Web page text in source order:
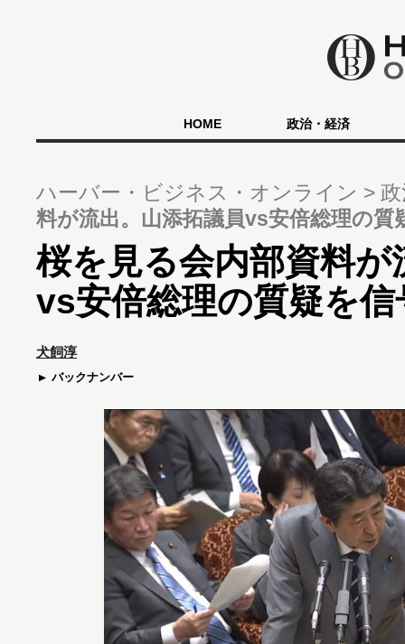
HOME 政治・経済
ハーバー・ビジネス・オンライン
料が流出。山添拓議員vs安倍総理の質
桜を見る会内部資料が
vs安倍総理の質疑を
犬飼淳
バックナンバー